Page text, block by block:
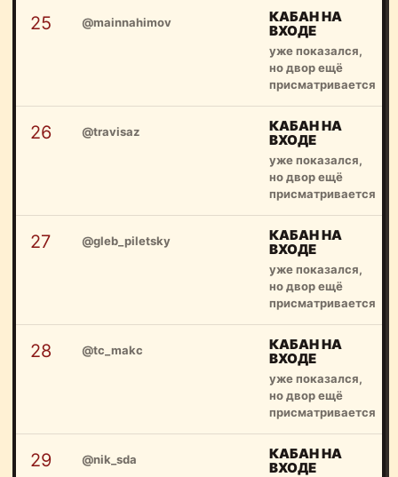
25 @mainnahimov
КАБАН НА
ВХОДЕ
уже показался,
но двор ещё
присматривается
26 @travisaz
КАБАН НА
ВХОДЕ
уже показался,
но двор ещё
присматривается
27 @gleb_piletsky
КАБАН НА
ВХОДЕ
уже показался,
но двор ещё
присматривается
28 @tc_makc
КАБАН НА
ВХОДЕ
уже показался,
но двор ещё
присматривается
29 @nik_sda
КАБАН НА
ВХОДЕ